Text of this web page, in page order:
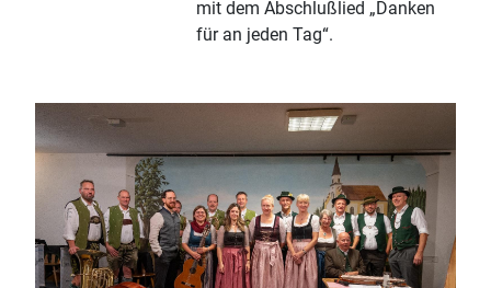
mit dem Abschlußlied „Danken
für an jeden Tag“.